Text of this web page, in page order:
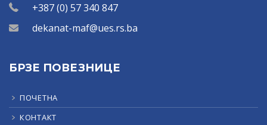
+387 (0) 57 340 847
dekanat-maf@ues.rs.ba
БРЗЕ ПОВЕЗНИЦЕ
ПОЧЕТНА
КОНТАКТ